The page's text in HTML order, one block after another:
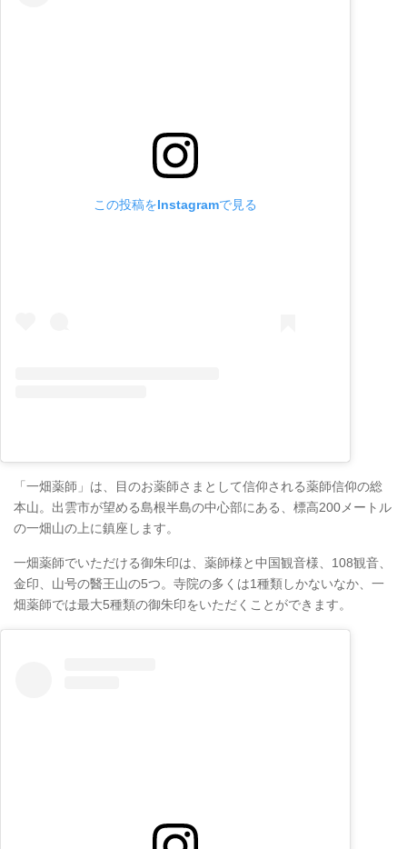
この投稿をInstagramで見る
「一畑薬師」は、目のお薬師さまとして信仰される薬師信仰の総
本山。出雲市が望める島根半島の中心部にある、標高200メートル
の一畑山の上に鎮座します。
一畑薬師でいただける御朱印は、薬師様と中国観音様、108観音、
金印、山号の醫王山の5つ。寺院の多くは1種類しかないなか、一
畑薬師では最大5種類の御朱印をいただくことができます。